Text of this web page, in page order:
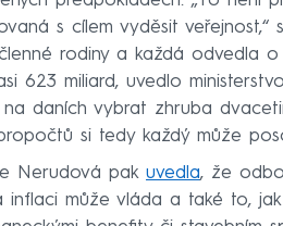
s cílem vyděsit veřejnost,“
rodiny a každá odvedla o
623 miliard, uvedlo
na daních vybrat zhruba
si tedy každý může
Nerudová pak uvedla, že
inflaci může vláda a také to,